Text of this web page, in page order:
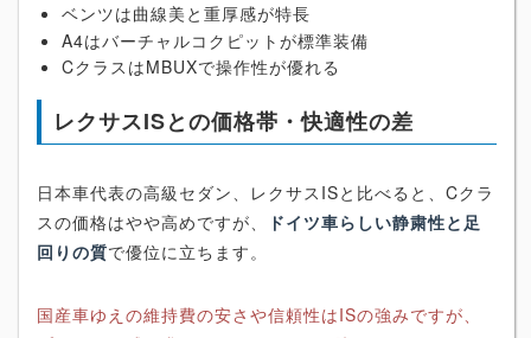
ベンツは曲線美と重厚感が特長
A4はバーチャルコクピットが標準装備
CクラスはMBUXで操作性が優れる
レクサスISとの価格帯・快適性の差
日本車代表の高級セダン、レクサスISと比べると、Cクラ
スの価格はやや高めですが、
ドイツ車らしい静粛性と足
回りの質で優位に立ちます。
国産車ゆえの維持費の安さや信頼性はISの強みですが、